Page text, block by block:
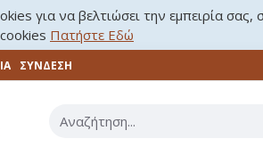
για να βελτιώσει την εμπειρία
Πατήστε Εδώ
ΣΎΝΔΕΣΗ